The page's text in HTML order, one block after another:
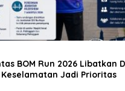
BOM Run 2026 Libatkan
Jadi Prioritas